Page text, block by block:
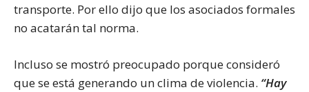
transporte. Por ello dijo que los asociados formales
no acatarán tal norma.
Incluso se mostró preocupado porque consideró
que se está generando un clima de violencia. “Hay